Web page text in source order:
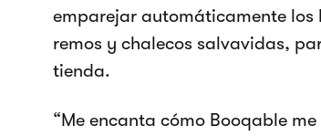
emparejar automáticamente los
remos y chalecos salvavidas,
tienda.
“Me encanta cómo Booqable